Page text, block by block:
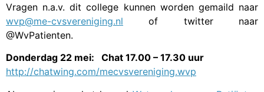
Vragen n.a.v. dit college kunnen worden gemaild naar
wvp@me-cvsvereniging.nl of twitter naar
@WvPatienten.
Donderdag 22 mei: Chat 17.00 – 17.30 uur
http://chatwing.com/mecvsvereniging.wvp